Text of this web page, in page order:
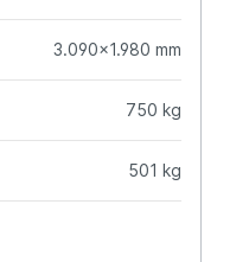
3.090x1.980 mm
750 kg
501 kg